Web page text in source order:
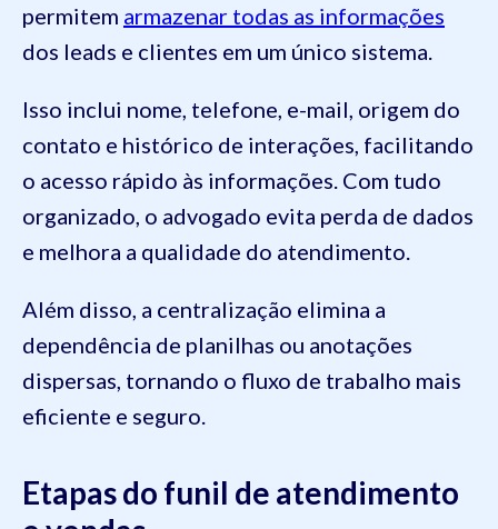
permitem armazenar todas as informações
dos leads e clientes em um único sistema.
Isso inclui nome, telefone, e-mail, origem do
contato e histórico de interações, facilitando
o acesso rápido às informações. Com tudo
organizado, o advogado evita perda de dados
e melhora a qualidade do atendimento.
Além disso, a centralização elimina a
dependência de planilhas ou anotações
dispersas, tornando o fluxo de trabalho mais
eficiente e seguro.
Etapas do funil de atendimento